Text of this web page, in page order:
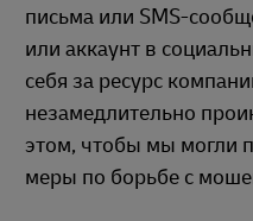
письма или SMS-
или аккаунт в
себя за ресурс
незамедлительно
этом, чтобы мы могли
меры по борьбе с